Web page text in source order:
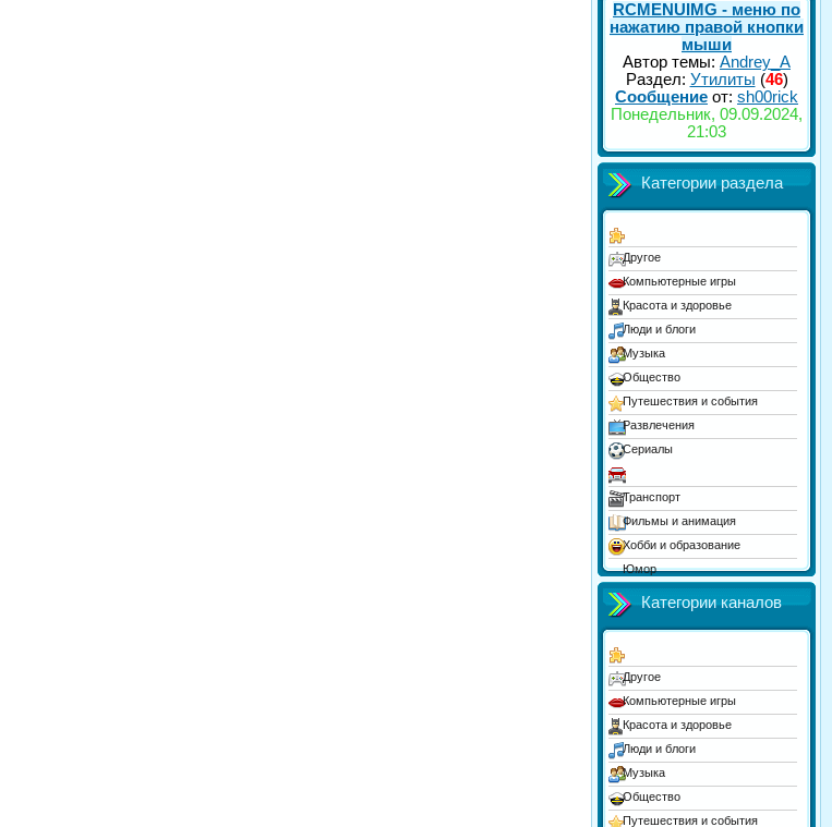
RCMENUIMG - меню по
нажатию правой кнопки
мыши
Автор темы: Andrey_A
Раздел: Утилиты (46)
Сообщение от: sh00rick
Понедельник, 09.09.2024,
21:03
Категории раздела
Другое
Компьютерные игры
Красота и здоровье
Люди и блоги
Музыка
Общество
Путешествия и события
Развлечения
Сериалы
Спорт
Транспорт
Фильмы и анимация
Хобби и образование
Юмор
Категории каналов
Другое
Компьютерные игры
Красота и здоровье
Люди и блоги
Музыка
Общество
Путешествия и события